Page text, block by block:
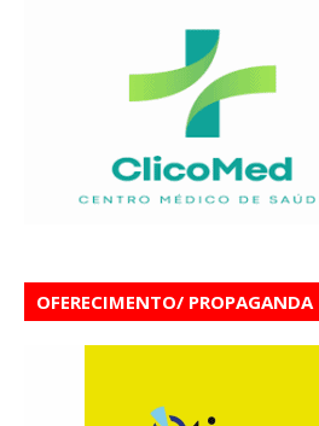
OFERECIMENTO/ PROPAGANDA